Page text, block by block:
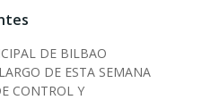
DE BILBAO
DE ESTA SEMANA
CONTROL Y